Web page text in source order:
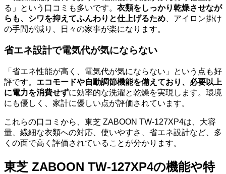
る」という口コミも多いです。 衣類をしっかり乾燥させなが
らも、シワを抑えてふんわりと仕上げるため 、アイロン掛け
の手間が減り、日々の家事が楽になります。
省エネ設計で電気代が気にならない
「省エネ性能が高く、電気代が気にならない」という点も好
評です。 エコモードや自動調節機能を備えており、必要以上
に電力を消費せずに効率的な洗濯と乾燥を実現します。環境
にも優しく、家計に優しい点が評価されています。
これらの口コミから、東芝 ZABOON TW-127XP4は、大容
量、繊細な衣類への対応、使いやすさ、省エネ設計など、多
くの面で高く評価されていることが分かります。
東芝 ZABOON TW-127XP4の機能や特